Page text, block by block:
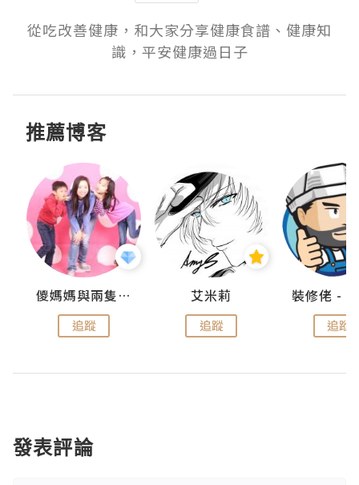
從吃改善健康，和大家分享健康食譜、健康知
識，平安健康過日子
推薦博客
儍媽媽與兩隻小魔怪之家
追蹤
艾米莉
追蹤 追蹤
發表評論